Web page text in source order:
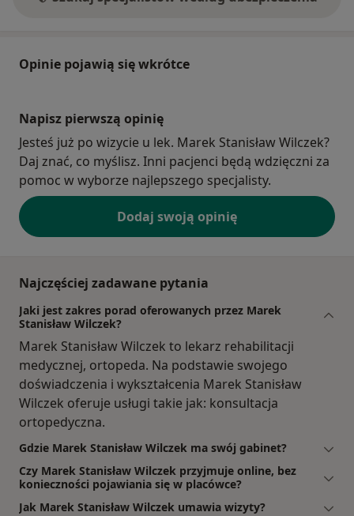
Opinie pojawią się wkrótce
Napisz pierwszą opinię
Jesteś już po wizycie u lek. Marek Stanisław Wilczek?
Daj znać, co myślisz. Inni pacjenci będą wdzięczni za
pomoc w wyborze najlepszego specjalisty.
Dodaj swoją opinię
Najczęściej zadawane pytania
Jaki jest zakres porad oferowanych przez Marek
Stanisław Wilczek?
Marek Stanisław Wilczek to lekarz rehabilitacji
medycznej, ortopeda. Na podstawie swojego
doświadczenia i wykształcenia Marek Stanisław
Wilczek oferuje usługi takie jak: konsultacja
ortopedyczna.
Gdzie Marek Stanisław Wilczek ma swój gabinet?
Czy Marek Stanisław Wilczek przyjmuje online, bez
konieczności pojawiania się w placówce?
Jak Marek Stanisław Wilczek umawia wizyty?